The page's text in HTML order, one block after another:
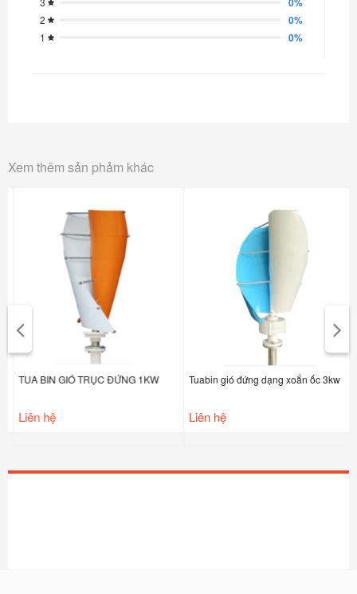
2 0%
1 0%
Xem thêm sản phảm khác
TUA BIN GIÓ TRỤC ĐỨNG 1KW
Liên hệ
Tuabin gió đứng dạng xoắn ốc 3kw
Liên hệ